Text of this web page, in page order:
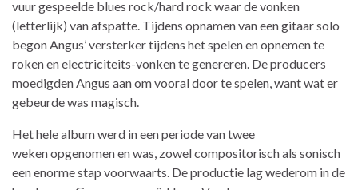
vuur gespeelde blues rock/hard rock waar de vonken
(letterlijk) van afspatte. Tijdens opnamen van een gitaar solo
begon Angus’ versterker tijdens het spelen en opnemen te
roken en electriciteits-vonken te genereren. De producers
moedigden Angus aan om vooral door te spelen, want wat er
gebeurde was magisch.
Het hele album werd in een periode van twee
weken opgenomen en was, zowel compositorisch als sonisch
een enorme stap voorwaarts. De productie lag wederom in de